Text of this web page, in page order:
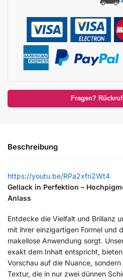
Fragen?
Beschreibung
https://youtu.be/RPa2xfn2Wt4
Gellack in Perfektion –
Anlass
Entdecke die Vielfalt und Brillanz
mit ihrer einzigartigen Formel und
makellose Anwendung sorgt.
exakt dem Inhalt entspricht,
Vorschau auf die Nuance,
Textur, die in nur zwei dünnen